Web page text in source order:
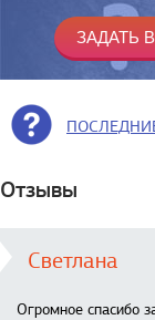
Отзывы
Светлана
Огромное спасибо